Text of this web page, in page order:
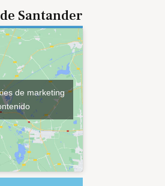
Santander
de marketing